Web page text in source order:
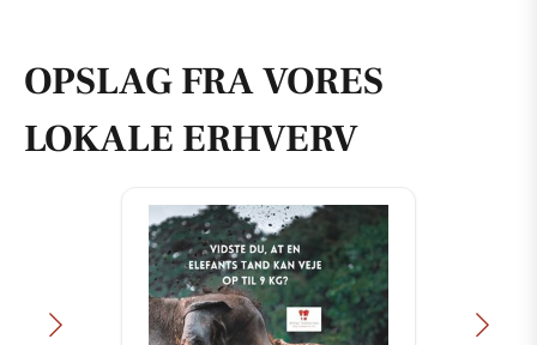
OPSLAG FRA VORES
LOKALE ERHVERV